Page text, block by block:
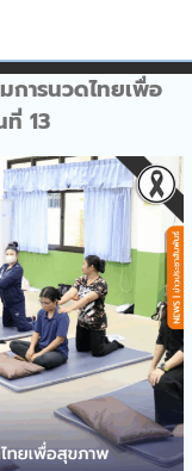
ะธุรกิจประมง
ธรรมชาติให้การ
งานจากบริษัท
จำกัด
ธรรมชาติจัด
รวิชาการ
วมหาลัย
ธรรมชาติให้การ
งานพลังงาน
คร
ธรรมชาติร่วม
วมมือทาง
ารการแพทย์แผน
ธรรมชาติออก
ารกิจกรรมการ
ศน์”เจาะโลกใบ
ารนวดไทยเพื่อ
13